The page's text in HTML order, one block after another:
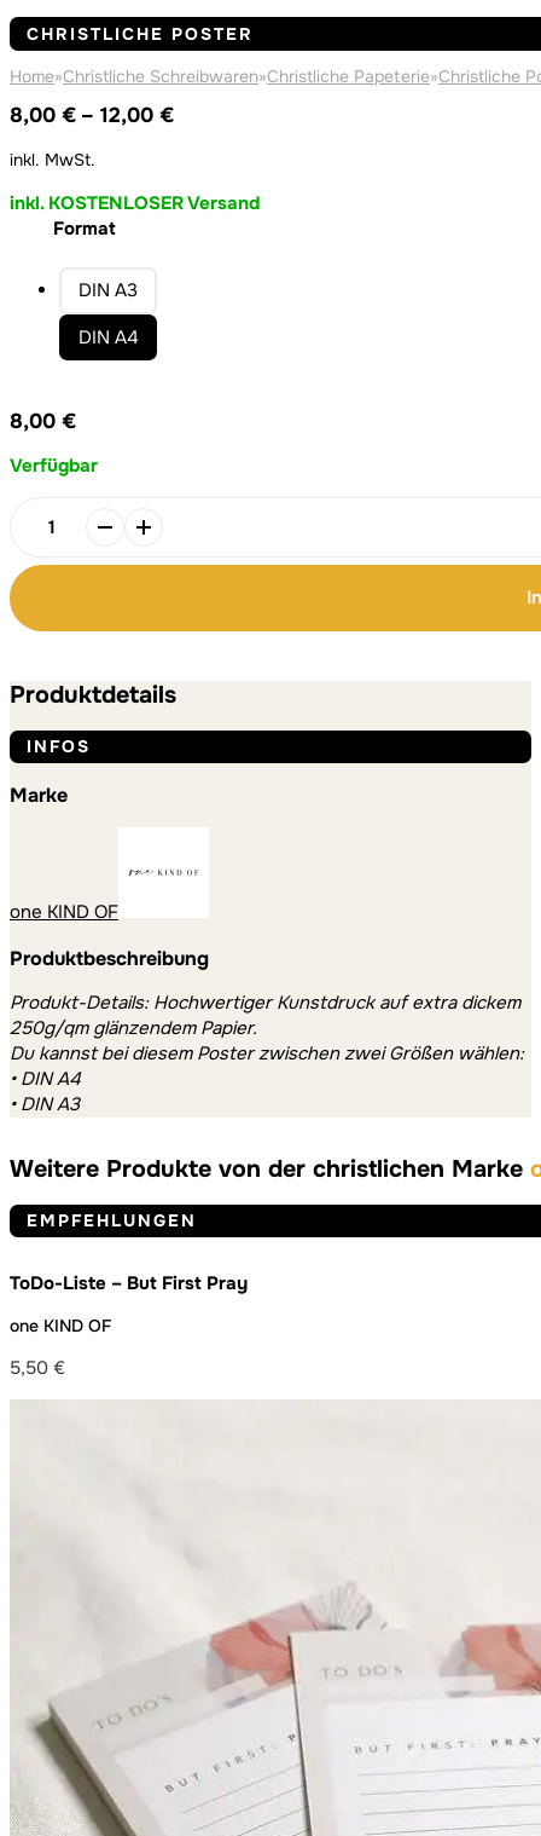
CHRISTLICHE POSTER
Home»Christliche Schreibwaren»Christliche Papeterie»Christliche
8,00 € – 12,00 €Preisspanne:
12,00 €
inkl. MwSt.
inkl. KOSTENLOSER Versand
Format
DIN A3
DIN A4
8,00 €
Verfügbar
Poster
–
|
DIN
oder
A3
Menge
Produktdetails
INFOS
Marke
one KIND OF
Produktbeschreibung
Produkt-Details: Hochwertiger Kunstdruck auf extra dickem
250g/qm glänzendem Papier.
Du kannst bei diesem Poster zwischen zwei Größen wählen:
• DIN A4
• DIN A3
Weitere Produkte von der christlichen Marke
EMPFEHLUNGEN
ToDo-Liste – But First Pray
one KIND OF
5,50 €